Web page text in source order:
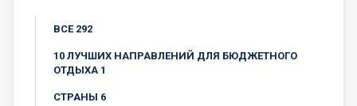
ВСЕ 292
10 ЛУЧШИХ НАПРАВЛЕНИЙ ДЛЯ БЮДЖЕТНОГО
ОТДЫХА 1
CТРАНЫ 6